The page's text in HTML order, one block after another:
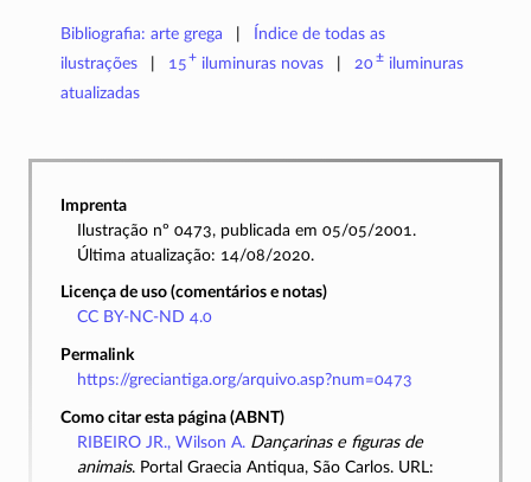
Bibliografia: arte grega
Índice de todas as
ilustrações
15+ iluminuras novas 20±iluminuras
atualizadas
Imprenta
Ilustração nº 0473, publicada em 05/05/2001.
Última atualização: 14/08/2020.
Licença de uso (comentários e notas)
CC BY-NC-ND 4.0
Permalink
https://greciantiga.org/arquivo.asp?num=0473
Como citar esta página (ABNT)
RIBEIRO JR., Wilson A. Dançarinas e figuras de
animais. Portal Graecia Antiqua, São Carlos. URL: